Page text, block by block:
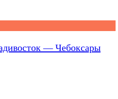
— Чебоксары